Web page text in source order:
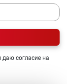
даю согласие на